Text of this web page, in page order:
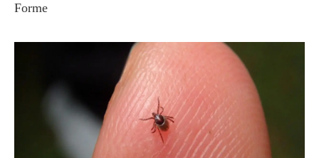
Forme